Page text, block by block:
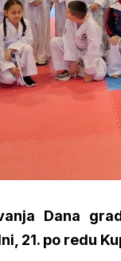
Dana
21. po redu